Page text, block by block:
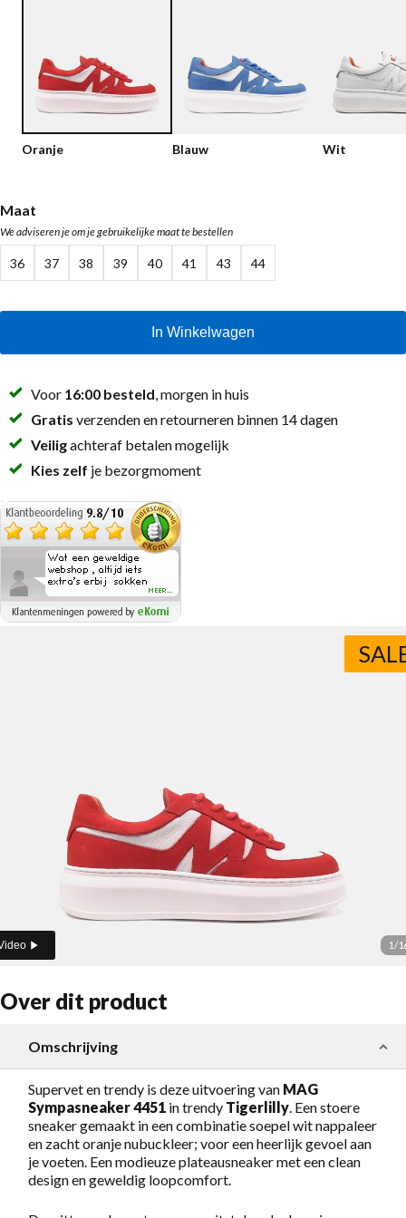
Sandalen
Loafers
Bikerboots
Enkellaarsjes met rits
Chelseaboots
Oranje Blauw Wit
Maat
We adviseren je om je gebruikelijke maat te bestellen
36 37 38 39 40 41 43 44
In Winkelwagen
Voor 16:00 besteld , morgen in huis
Gratis verzenden en retourneren binnen 14 dagen
Veiligachteraf betalen mogelijk
Kies zelf je bezorgmoment
1/
Over dit product
Omschrijving
Supervet en trendy is deze uitvoering van MAG
Sympasneaker 4451 intrendy Tigerlilly . Een stoere
sneaker gemaakt in een combinatie soepel wit nappaleer
en zacht oranje nubuckleer; voor een heerlijk gevoel aan
je voeten. Een modieuze plateausneaker met een clean
design en geweldig loopcomfort.